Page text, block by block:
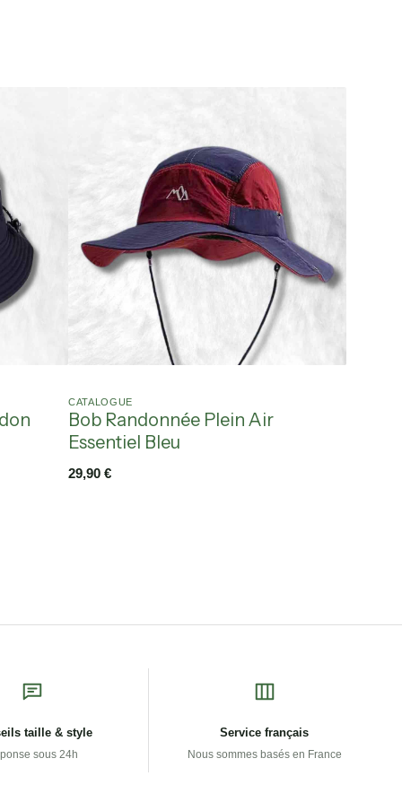
CATALOGUE
Bob Randonnée Plein Air
Essentiel Bleu
29,90 €
taille & style
sous 24h
Service français
Nous sommes basés en France